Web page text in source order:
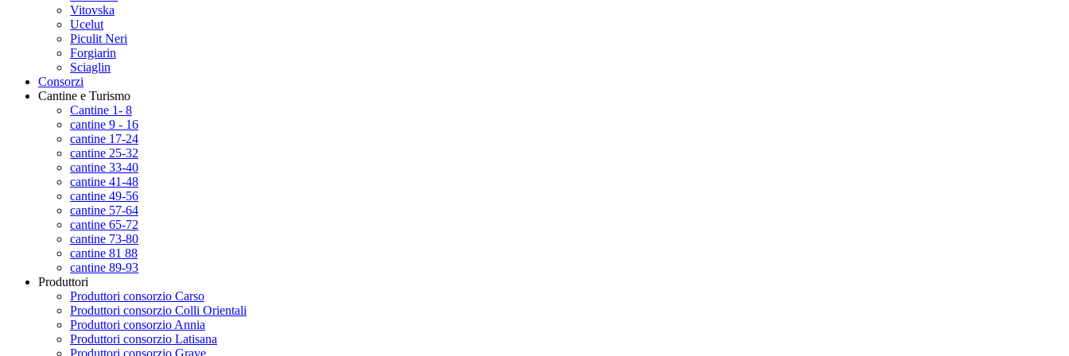
Vitovska
Ucelut
Piculit Neri
Forgiarin
Sciaglin
Consorzi
Cantine e Turismo
Cantine 1- 8
cantine 9 - 16
cantine 17-24
cantine 25-32
cantine 33-40
cantine 41-48
cantine 49-56
cantine 57-64
cantine 65-72
cantine 73-80
cantine 81 88
cantine 89-93
Produttori
Produttori consorzio Carso
Produttori consorzio Colli Orientali
Produttori consorzio Annia
Produttori consorzio Latisana
Produttori consorzio Grave